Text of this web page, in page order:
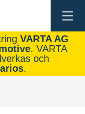
VARTA AG
. VARTA
och
.